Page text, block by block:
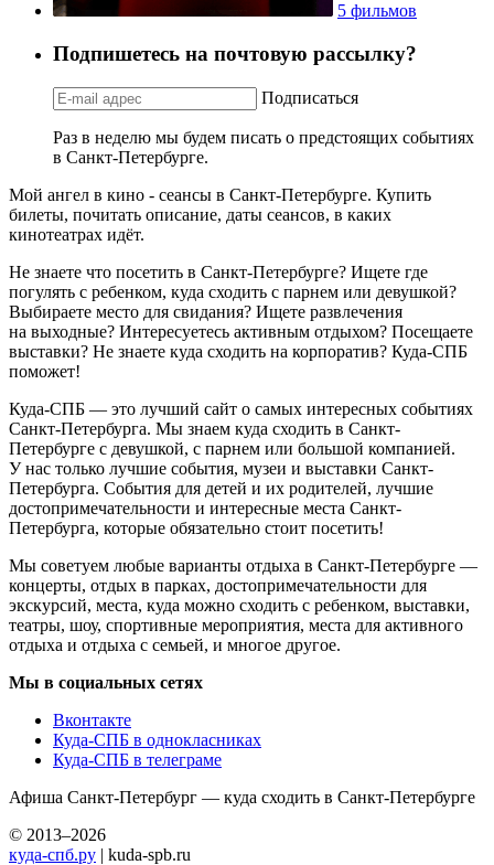
5 фильмов
Подпишетесь на почтовую рассылку?
Подписаться
Раз в неделю мы будем писать о предстоящих событиях
в Санкт-Петербурге.
Мой ангел в кино - сеансы в Санкт-Петербурге. Купить
билеты, почитать описание, даты сеансов, в каких
кинотеатрах идёт.
Не знаете что посетить в Санкт-Петербурге? Ищете где
погулять с ребенком, куда сходить с парнем или девушкой?
Выбираете место для свидания? Ищете развлечения
на выходные? Интересуетесь активным отдыхом? Посещаете
выставки? Не знаете куда сходить на корпоратив? Куда-СПБ
поможет!
Куда-СПБ — это лучший сайт о самых интересных событиях
Санкт-Петербурга. Мы знаем куда сходить в Санкт-
Петербурге с девушкой, с парнем или большой компанией.
У нас только лучшие события, музеи и выставки Санкт-
Петербурга. События для детей и их родителей, лучшие
достопримечательности и интересные места Санкт-
Петербурга, которые обязательно стоит посетить!
Мы советуем любые варианты отдыха в Санкт-Петербурге —
концерты, отдых в парках, достопримечательности для
экскурсий, места, куда можно сходить с ребенком, выставки,
театры, шоу, спортивные мероприятия, места для активного
отдыха и отдыха с семьей, и многое другое.
Мы в социальных сетях
Вконтакте
Куда-СПБ в однокласниках
Куда-СПБ в телеграме
Афиша Санкт-Петербург — куда сходить в Санкт-Петербурге
© 2013–2026
куда-спб.ру | kuda-spb.ru